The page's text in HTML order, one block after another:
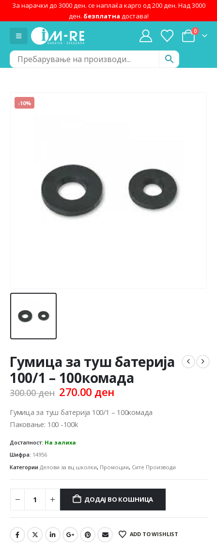
За нарачки до 3000 ден. се наплаќа карго од 200 ден. Над 3000
ден. безплатна достава!
0
-10%
Гумица за туш батерија
100/1 – 100комада
300.00ден Original
was:
300.00 ден.
270.00 денCurrent
is:
Гумица за туш батерија 100/1 – 100комада
Паковање: 100 -100k
Достапност: На залиха
Шифра: 14956
Категории Делови за вц школки, Промоции, Сите Производи
ДОДАЈ ВО КОШНИЦА
ADD TO WISHLIST